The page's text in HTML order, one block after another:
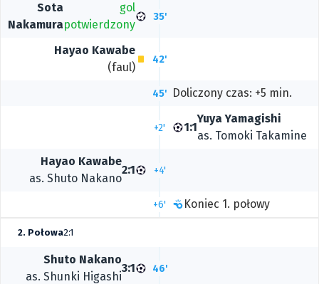
gol
potwierdzony
Sota
Nakamura
35'
Hayao Kawabe
(faul)
42'
45' Doliczony czas: +5 min.
+2' 1:1
Yuya Yamagishi
as. Tomoki Takamine
2:1
Hayao Kawabe
as. Shuto Nakano
+4'
+6' Koniec 1. połowy
2. Połowa2:1
3:1
Shuto Nakano
as. Shunki Higashi
46'